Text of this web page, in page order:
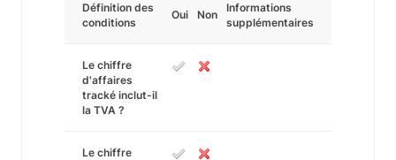
Définition des
conditions
Oui Non
Informations
supplémentaires
Le chiffre
d'affaires
tracké inclut-il
la TVA ?
Le chiffre